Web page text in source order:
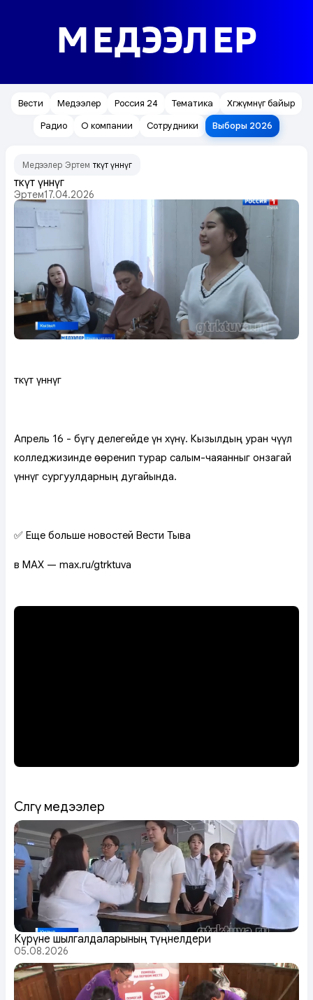
МЕДЭЭЛЕР
Вести Медээлер Россия 24 Тематика
Хөгжүмнүг байыр
Радио
О компании Сотрудники Выборы 2026
Медээлер Эртем Өткүт үннүг
Өткүт үннүг
Эртем17.04.2026
Өткүт үннүг
Апрель 16 - бүгү делегейде үн хүнү. Кызылдың уран чүүл
колледжизинде өөренип турар салым-чаяанныг онзагай
үннүг сургуулдарның дугайында.
✅ Еще больше новостей Вести Тыва
в MAX — max.ru/gtrktuva
Сөөлгү медээлер
Күрүне шылгалдаларының түңнелдери
05.08.2026